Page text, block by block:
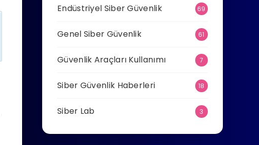
Endüstriyel Siber Güvenlik 69
Genel Siber Güvenlik 61
Güvenlik Araçları Kullanımı 7
Siber Güvenlik Haberleri 18
Siber Lab 3